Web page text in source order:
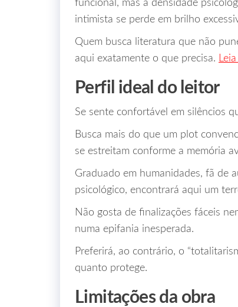
funcional, mas a densidade
intimista se perde em brilho
Quem busca literatura que não
aqui exatamente o que precisa.
Perfil ideal do leitor
Se sente confortável em silêncios
Busca mais do que um plot
se estreitam conforme a memória
Graduado em humanidades, fã de
psicológico, encontrará aqui um
Não gosta de finalizações fáceis
numa epifania inesperada.
Preferirá, ao contrário, o
quanto protege.
Limitações da obra